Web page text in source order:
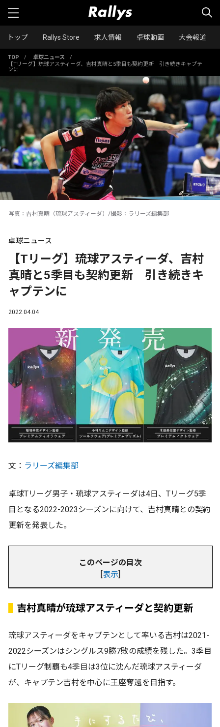
トップ Rallys Store 求人情報 卓球動画 大会報道
TOP / 卓球ニュース
/
【Tリーグ】琉球アスティーダ、吉村真晴と5季目も契約更新 引き続きキャプテ
ンに
写真：吉村真晴（琉球アスティーダ）/撮影：ラリーズ編集部
卓球ニュース
【Tリーグ】琉球アスティーダ、吉村
真晴と5季目も契約更新 引き続きキ
ャプテンに
2022.04.04
文： ラリーズ編集部
卓球Tリーグ男子・琉球アスティーダは4日、Tリーグ5季
目となる2022-2023シーズンに向けて、吉村真晴との契約
更新を発表した。
このページの目次
[表示]
吉村真晴が琉球アスティーダと契約更新
琉球アスティーダをキャプテンとして率いる吉村は2021-
2022シーズンはシングルス9勝7敗の成績を残した。3季目
にTリーグ制覇も4季目は3位に沈んだ琉球アスティーダ
が、キャプテン吉村を中心に王座奪還を目指す。